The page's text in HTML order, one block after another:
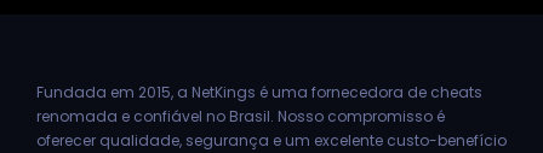
Fundada em 2015, a NetKings é uma fornecedora de cheats
renomada e confiável no Brasil. Nosso compromisso é
oferecer qualidade, segurança e um excelente custo-benefício